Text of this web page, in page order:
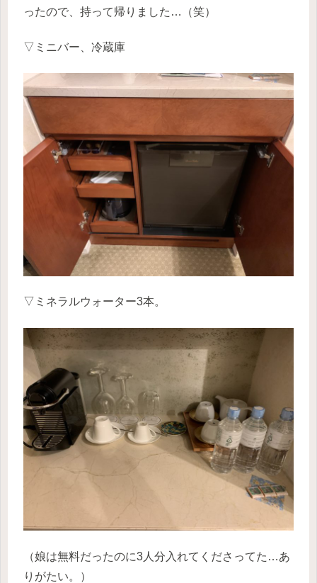
ったので、持って帰りました…（笑）
▽ミニバー、冷蔵庫
▽ミネラルウォーター3本。
（娘は無料だったのに3人分入れてくださってた…あ
りがたい。）